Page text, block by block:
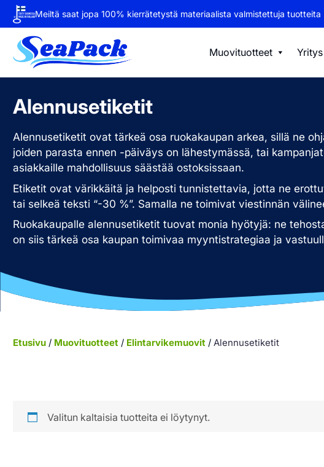
Meiltä saat jopa 100% kierrätetystä materiaalista valmistettuja tuotteita
Muovituotteet Yritys
Alennusetiketit
Alennusetiketit ovat tärkeä osa ruokakaupan arkea, sillä ne
joiden parasta ennen -päiväys on lähestymässä, tai
asiakkaille mahdollisuus säästää ostoksissaan.
Etiketit ovat värikkäitä ja helposti tunnistettavia, jotta ne
tai selkeä teksti “-30 %”. Samalla ne toimivat viestinnän
Ruokakaupalle alennusetiketit tuovat monia hyötyjä: ne
on siis tärkeä osa kaupan toimivaa myyntistrategiaa ja
Etusivu/ Muovituotteet/ Elintarvikemuovit/ Alennusetiketit
Valitun kaltaisia tuotteita ei löytynyt.